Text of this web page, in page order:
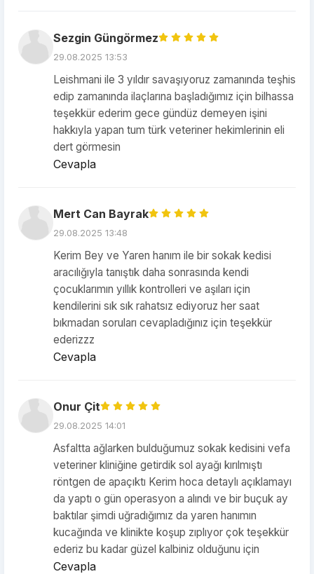
Sezgin Güngörmez
29.08.2025 13:53
Leishmani ile 3 yıldır savaşıyoruz zamanında teşhis
edip zamanında ilaçlarına başladığımız için bilhassa
teşekkür ederim gece gündüz demeyen işini
hakkıyla yapan tum türk veteriner hekimlerinin eli
dert görmesin
Cevapla
Mert Can Bayrak
29.08.2025 13:48
Kerim Bey ve Yaren hanım ile bir sokak kedisi
aracılığıyla tanıştık daha sonrasında kendi
çocuklarımın yıllık kontrolleri ve aşıları için
kendilerini sık sık rahatsız ediyoruz her saat
bıkmadan soruları cevapladığınız için teşekkür
ederizzz
Cevapla
Onur Çit
29.08.2025 14:01
Asfaltta ağlarken bulduğumuz sokak kedisini vefa
veteriner kliniğine getirdik sol ayağı kırılmıştı
röntgen de apaçıktı Kerim hoca detaylı açıklamayı
da yaptı o gün operasyon a alındı ve bir buçuk ay
baktılar şimdi uğradığımız da yaren hanımın
kucağında ve klinikte koşup zıplıyor çok teşekkür
ederiz bu kadar güzel kalbiniz olduğunu için
Cevapla